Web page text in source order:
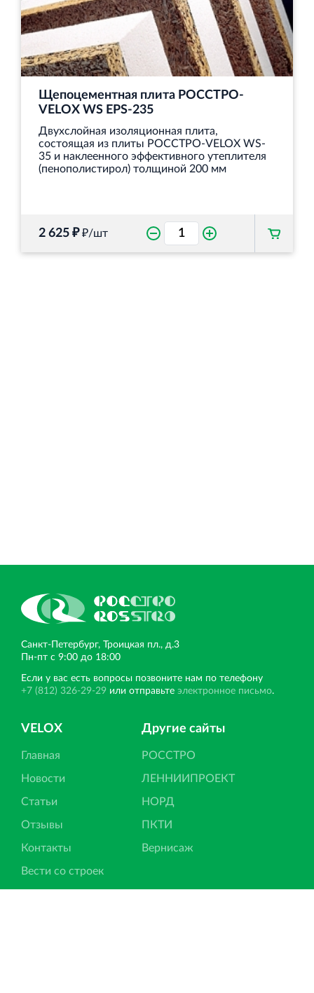
Щепоцементная плита РОССТРО-
VELOX WS EPS-235
Двухслойная изоляционная плита,
состоящая из плиты РОССТРО-VELOX WS-
35 и наклеенного эффективного утеплителя
(пенополистирол) толщиной 200 мм
2 625 ₽₽/шт
Санкт‐Петербург, Троицкая пл., д.3
Пн‐пт с 9:00 до 18:00
Если у вас есть вопросы позвоните нам по телефону
+7 (812) 326-29-29 или отправьте электронное письмо.
VELOX
Главная
Новости
Статьи
Отзывы
Контакты
Вести со строек
Другие сайты
РОССТРО
ЛЕННИИПРОЕКТ
НОРД
ПКТИ
Вернисаж